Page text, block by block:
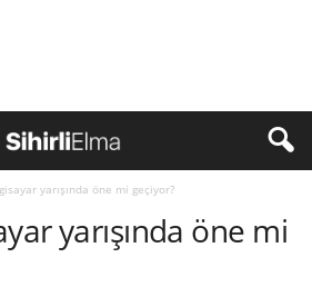
yarışında öne mi geçiyor?
yarışında öne mi